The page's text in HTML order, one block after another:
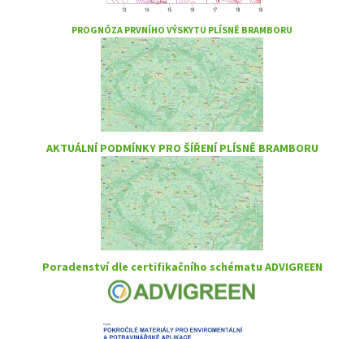
PROGNÓZA PRVNÍHO VÝSKYTU PLÍSNĚ BRAMBORU
AKTUÁLNÍ PODMÍNKY PRO ŠÍŘENÍ PLÍSNĚ BRAMBORU
Poradenství dle certifikačního schématu ADVIGREEN